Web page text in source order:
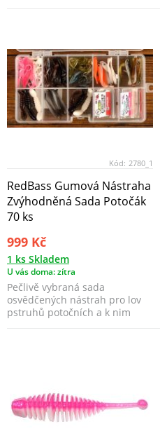
Kód: 2780_1
RedBass Gumová Nástraha
Zvýhodněná Sada Potočák
70 ks
999 Kč
1 ks Skladem
U vás doma: zítra
Pečlivě vybraná sada
osvědčených nástrah pro lov
pstruhů potočních a k nim